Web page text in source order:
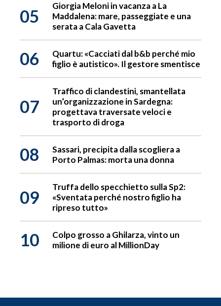
05
Giorgia Meloni in vacanza a La
Maddalena: mare, passeggiate e una
serata a Cala Gavetta
06
Quartu: «Cacciati dal b&b perché mio
figlio è autistico». Il gestore smentisce
07
Traffico di clandestini, smantellata
un’organizzazione in Sardegna:
progettava traversate veloci e
trasporto di droga
08
Sassari, precipita dalla scogliera a
Porto Palmas: morta una donna
09
Truffa dello specchietto sulla Sp2:
«Sventata perché nostro figlio ha
ripreso tutto»
10
Colpo grosso a Ghilarza, vinto un
milione di euro al MillionDay